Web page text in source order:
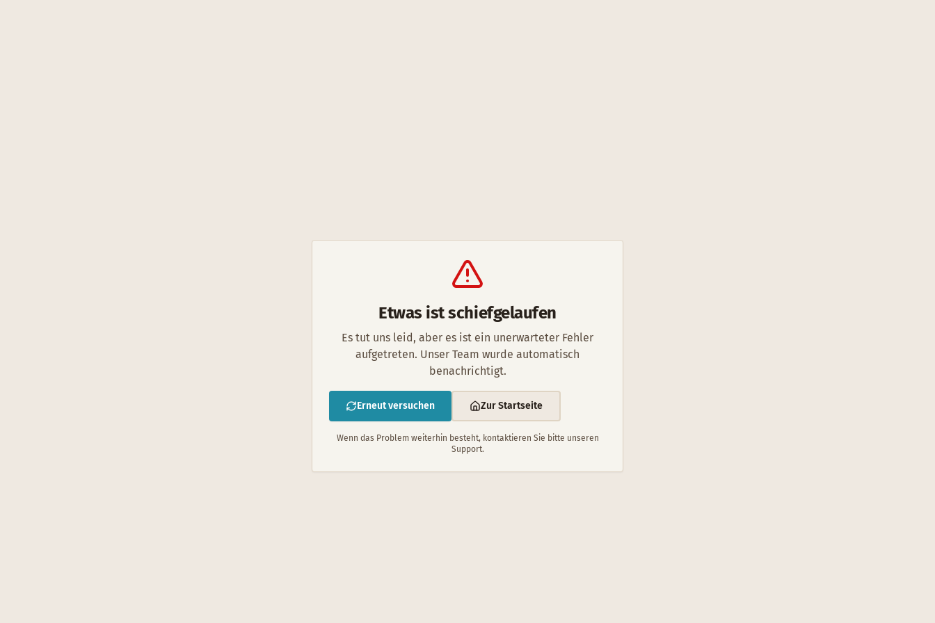
Etwas ist schiefgelaufen
Es tut uns leid, aber es ist ein unerwarteter Fehler
aufgetreten. Unser Team wurde automatisch
benachrichtigt.
Erneut versuchen Zur Startseite
Wenn das Problem weiterhin besteht, kontaktieren Sie bitte unseren
Support.